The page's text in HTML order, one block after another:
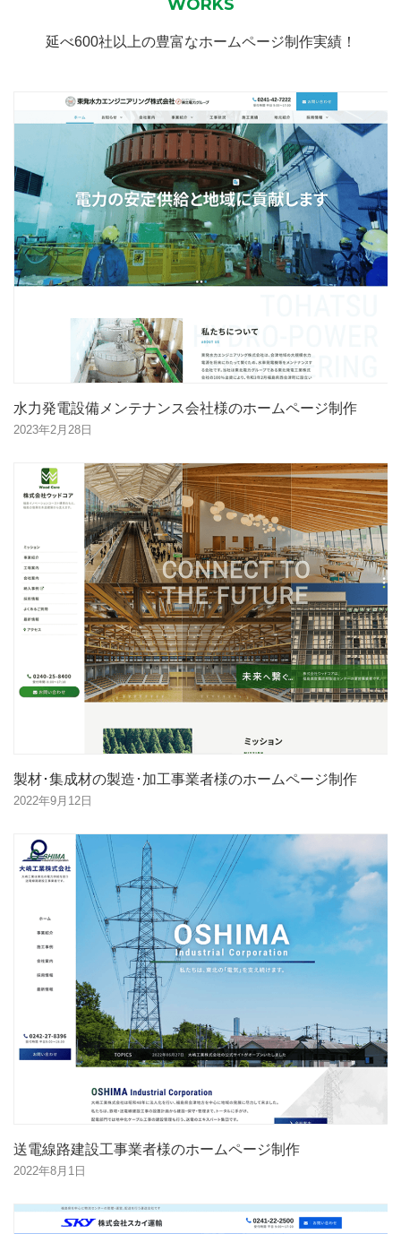
WORKS
延べ600社以上の豊富なホームページ制作実績！
水力発電設備メンテナンス会社様のホームページ制作
2023年2月28日
製材･集成材の製造･加工事業者様のホームページ制作
2022年9月12日
送電線路建設工事業者様のホームページ制作
2022年8月1日